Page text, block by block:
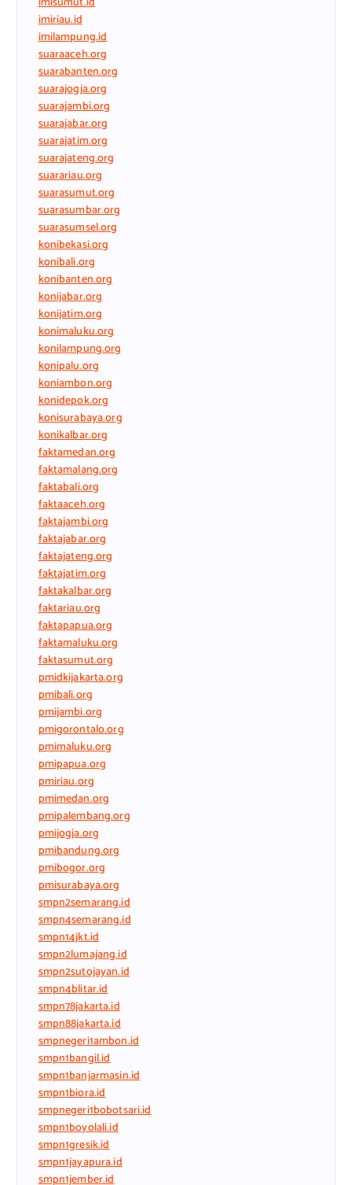
imiriau.id
imilampung.id
suaraaceh.org
suarabanten.org
suarajogja.org
suarajambi.org
suarajabar.org
suarajatim.org
suarajateng.org
suarariau.org
suarasumut.org
suarasumbar.org
suarasumsel.org
konibekasi.org
konibali.org
konibanten.org
konijabar.org
konijatim.org
konimaluku.org
konilampung.org
konipalu.org
koniambon.org
konidepok.org
konisurabaya.org
konikalbar.org
faktamedan.org
faktamalang.org
faktabali.org
faktaaceh.org
faktajambi.org
faktajabar.org
faktajateng.org
faktajatim.org
faktakalbar.org
faktariau.org
faktapapua.org
faktamaluku.org
faktasumut.org
pmidkijakarta.org
pmibali.org
pmijambi.org
pmigorontalo.org
pmimaluku.org
pmipapua.org
pmiriau.org
pmimedan.org
pmipalembang.org
pmijogja.org
pmibandung.org
pmibogor.org
pmisurabaya.org
smpn2semarang.id
smpn4semarang.id
smpn14jkt.id
smpn2lumajang.id
smpn2sutojayan.id
smpn4blitar.id
smpn78jakarta.id
smpn88jakarta.id
smpnegeri1ambon.id
smpn1bangil.id
smpn1banjarmasin.id
smpn1biora.id
smpnegeri1bobotsari.id
smpn1boyolali.id
smpn1gresik.id
smpn1jayapura.id
smpn1jember.id